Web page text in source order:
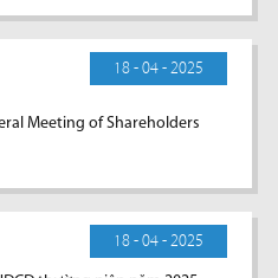
18 - 04 - 2025
Meeting of Shareholders
18 - 04 - 2025